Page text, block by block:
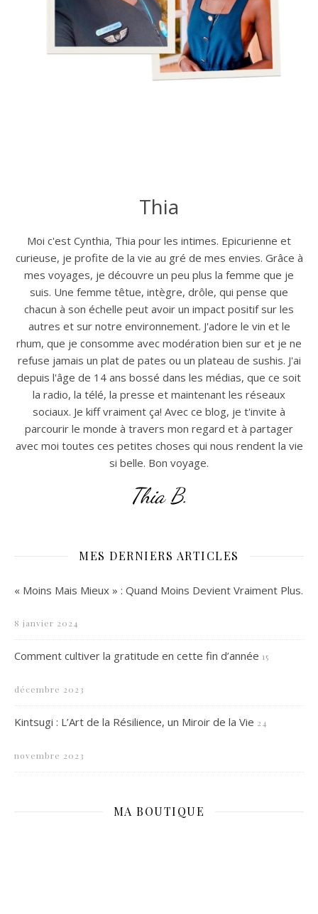
Thia
Moi c'est Cynthia, Thia pour les intimes. Epicurienne et
curieuse, je profite de la vie au gré de mes envies. Grâce à
mes voyages, je découvre un peu plus la femme que je
suis. Une femme têtue, intègre, drôle, qui pense que
chacun à son échelle peut avoir un impact positif sur les
autres et sur notre environnement. J'adore le vin et le
rhum, que je consomme avec modération bien sur et je ne
refuse jamais un plat de pates ou un plateau de sushis. J'ai
depuis l'âge de 14 ans bossé dans les médias, que ce soit
la radio, la télé, la presse et maintenant les réseaux
sociaux. Je kiff vraiment ça! Avec ce blog, je t'invite à
parcourir le monde à travers mon regard et à partager
avec moi toutes ces petites choses qui nous rendent la vie
si belle. Bon voyage.
Thia B.
MES DERNIERS ARTICLES
« Moins Mais Mieux » : Quand Moins Devient Vraiment Plus.
8 janvier 2024
Comment cultiver la gratitude en cette fin d’année 15
décembre 2023
Kintsugi : L’Art de la Résilience, un Miroir de la Vie 24
novembre 2023
MA BOUTIQUE